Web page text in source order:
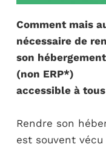
Comment mais
nécessaire de
son
(non ERP*)
accessible à
Rendre son
est souvent